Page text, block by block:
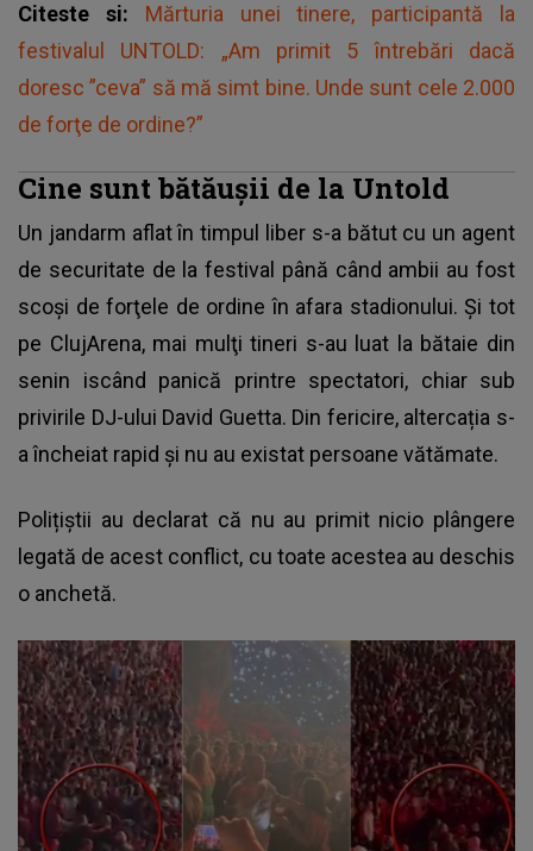
Citeste si: Mărturia unei tinere, participantă la
festivalul UNTOLD: „Am primit 5 întrebări dacă
doresc ”ceva” să mă simt bine. Unde sunt cele 2.000
de forţe de ordine?”
Cine sunt bătăușii de la Untold
Un jandarm aflat în timpul liber s-a bătut cu un agent
de securitate de la festival până când ambii au fost
scoşi de forţele de ordine în afara stadionului. Şi tot
pe ClujArena, mai mulţi tineri s-au luat la bătaie din
senin iscând panică printre spectatori, chiar sub
privirile DJ-ului David Guetta. Din fericire, altercația s-
a încheiat rapid şi nu au existat persoane vătămate.
Polițiştii au declarat că nu au primit nicio plângere
legată de acest conflict, cu toate acestea au deschis
o anchetă.